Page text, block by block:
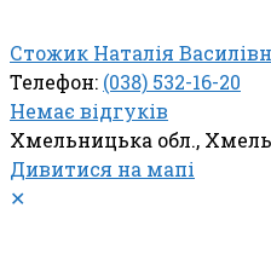
Стожик Наталія
Телефон: (038) 532-16-20
Немає відгуків
Хмельницька обл.,
Дивитися на мапі
✕